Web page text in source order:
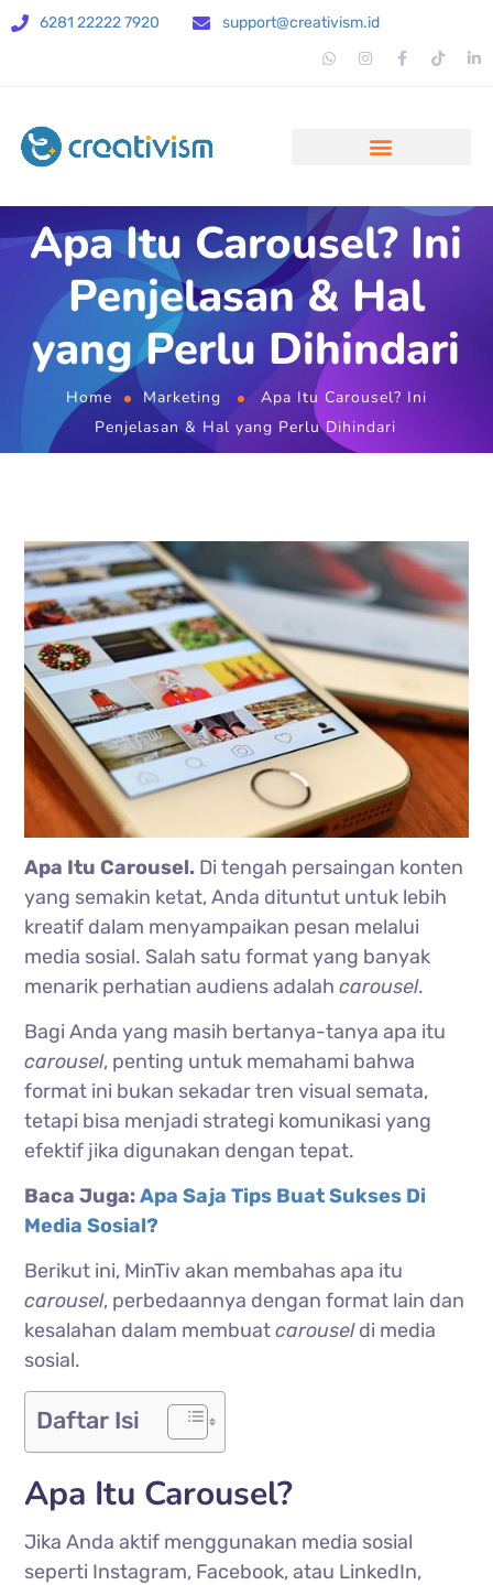
6281 22222 7920 support@creativism.id
Apa Itu Carousel? Ini
Penjelasan & Hal
yang Perlu Dihindari
Home Marketing
Apa Itu Carousel? Ini
Penjelasan & Hal yang Perlu Dihindari
Apa Itu Carousel. Di tengah persaingan konten
yang semakin ketat, Anda dituntut untuk lebih
kreatif dalam menyampaikan pesan melalui
media sosial. Salah satu format yang banyak
menarik perhatian audiens adalahcarousel.
Bagi Anda yang masih bertanya-tanya apa itu
carousel, penting untuk memahami bahwa
format ini bukan sekadar tren visual semata,
tetapi bisa menjadi strategi komunikasi yang
efektif jika digunakan dengan tepat.
Baca Juga: Apa Saja Tips Buat Sukses Di
Media Sosial?
Berikut ini, MinTiv akan membahas apa itu
carousel, perbedaannya dengan format lain dan
kesalahan dalam membuatcarouseldi media
sosial.
Daftar Isi
Apa Itu Carousel?
Jika Anda aktif menggunakan media sosial
seperti Instagram, Facebook, atau LinkedIn,